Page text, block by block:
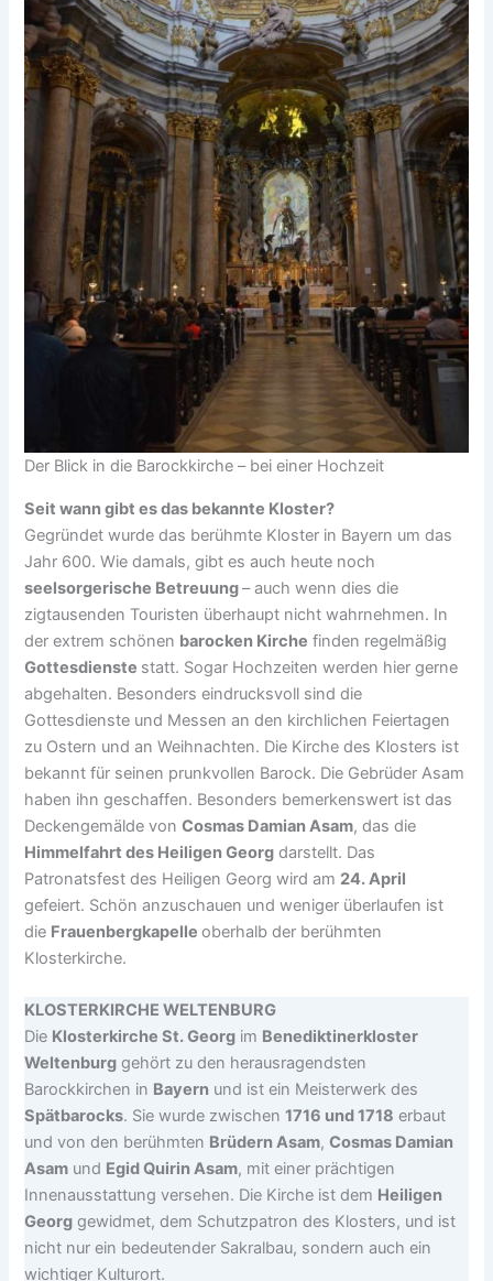
Der Blick in die Barockkirche – bei einer Hochzeit
Seit wann gibt es das bekannte Kloster?
Gegründet wurde das berühmte Kloster in Bayern um das
Jahr 600. Wie damals, gibt es auch heute noch
seelsorgerische Betreuung– auch wenn dies die
zigtausenden Touristen überhaupt nicht wahrnehmen. In
der extrem schönen barocken Kirche finden regelmäßig
Gottesdienste statt. Sogar Hochzeiten werden hier gerne
abgehalten. Besonders eindrucksvoll sind die
Gottesdienste und Messen an den kirchlichen Feiertagen
zu Ostern und an Weihnachten. Die Kirche des Klosters ist
bekannt für seinen prunkvollen Barock. Die Gebrüder Asam
haben ihn geschaffen. Besonders bemerkenswert ist das
Deckengemälde vonCosmas Damian Asam, das die
Himmelfahrt des Heiligen Georg darstellt. Das
Patronatsfest des Heiligen Georg wird am 24. April
gefeiert. Schön anzuschauen und weniger überlaufen ist
die Frauenbergkapelleoberhalb der berühmten
Klosterkirche.
KLOSTERKIRCHE WELTENBURG
Die Klosterkirche St. Georg im Benediktinerkloster
Weltenburg gehört zu den herausragendsten
Barockkirchen in Bayern und ist ein Meisterwerk des
Spätbarocks. Sie wurde zwischen1716 und 1718 erbaut
und von den berühmten Brüdern Asam,Cosmas Damian
Asam und Egid Quirin Asam, mit einer prächtigen
Innenausstattung versehen. Die Kirche ist dem Heiligen
Georg gewidmet, dem Schutzpatron des Klosters, und ist
nicht nur ein bedeutender Sakralbau, sondern auch ein
wichtiger Kulturort.